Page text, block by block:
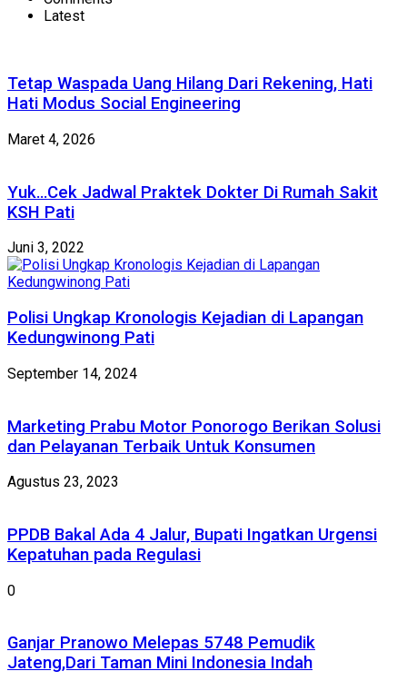
Latest
Tetap Waspada Uang Hilang Dari Rekening, Hati
Hati Modus Social Engineering
Maret 4, 2026
Yuk…Cek Jadwal Praktek Dokter Di Rumah Sakit
KSH Pati
Juni 3, 2022
Polisi Ungkap Kronologis Kejadian di Lapangan
Kedungwinong Pati
September 14, 2024
Marketing Prabu Motor Ponorogo Berikan Solusi
dan Pelayanan Terbaik Untuk Konsumen
Agustus 23, 2023
PPDB Bakal Ada 4 Jalur, Bupati Ingatkan Urgensi
Kepatuhan pada Regulasi
0
Ganjar Pranowo Melepas 5748 Pemudik
Jateng,Dari Taman Mini Indonesia Indah